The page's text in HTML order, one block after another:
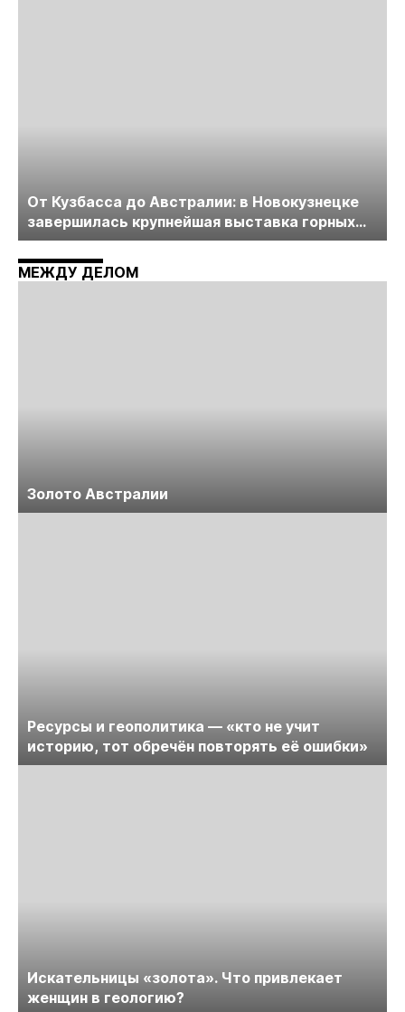
От Кузбасса до Австралии: в Новокузнецке
завершилась крупнейшая выставка горных
технологий «Недра России. Уголь России и
Майнинг»
МЕЖДУ ДЕЛОМ
Золото Австралии
Ресурсы и геополитика — «кто не учит
историю, тот обречён повторять её ошибки»
Искательницы «золота». Что привлекает
женщин в геологию?